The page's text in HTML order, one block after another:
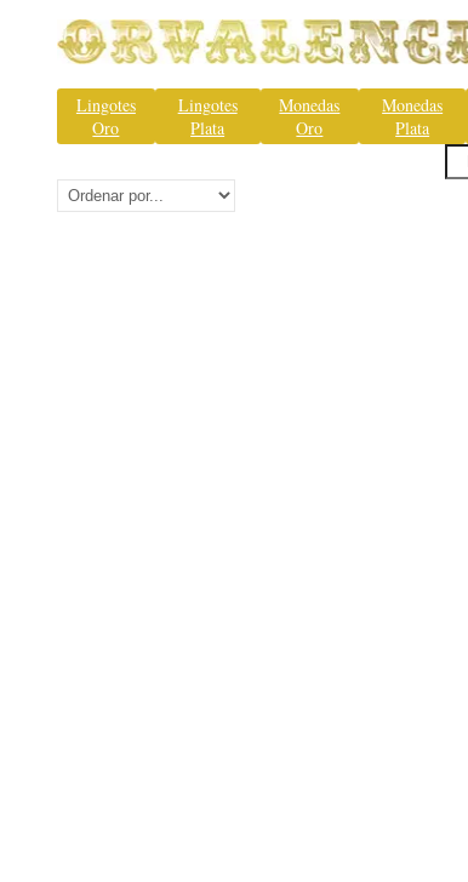
Lingotes
Oro
Lingotes
Plata
Monedas
Oro
Monedas
Plata